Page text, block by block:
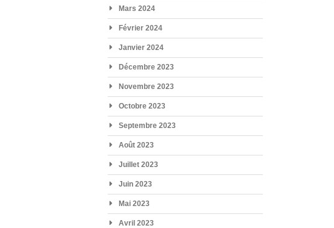
Mars 2024
Février 2024
Janvier 2024
Décembre 2023
Novembre 2023
Octobre 2023
Septembre 2023
Août 2023
Juillet 2023
Juin 2023
Mai 2023
Avril 2023